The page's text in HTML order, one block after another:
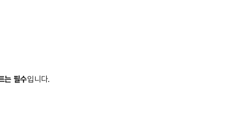
는 필수입니다.